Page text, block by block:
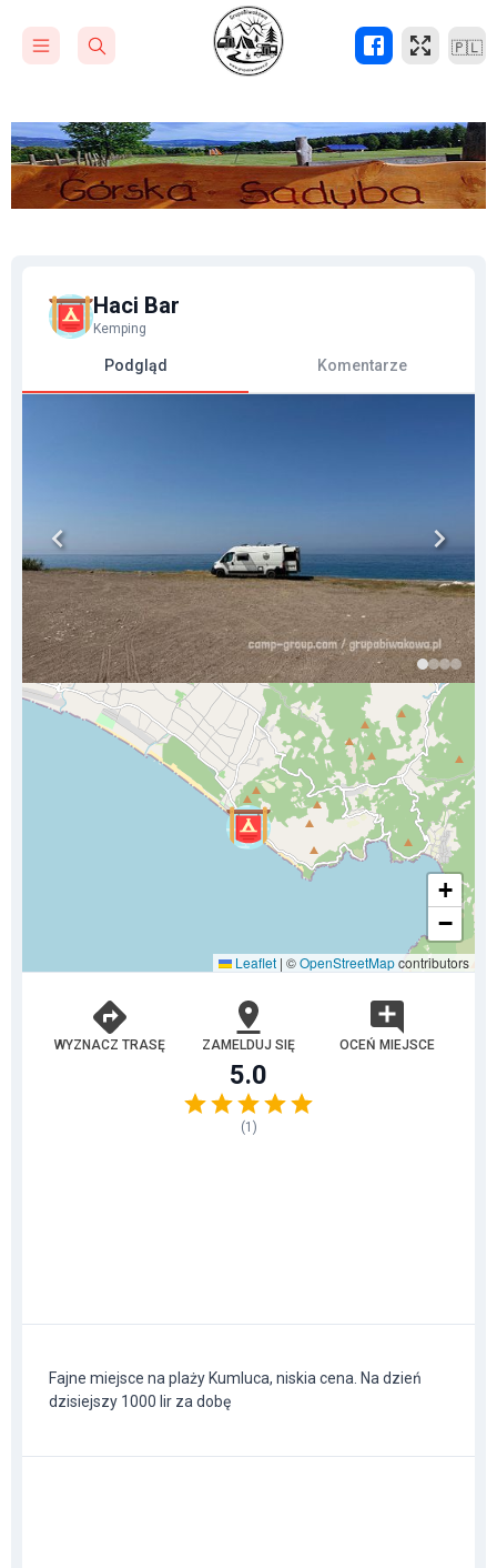
🇵🇱
Haci Bar
Kemping
Podgląd Komentarze
+
−
Leaflet | ©OpenStreetMapcontributors
WYZNACZ TRASĘ ZAMELDUJ SIĘ OCEŃ MIEJSCE
5.0
(1 )
Fajne miejsce na plaży Kumluca, niskia cena. Na dzień
dzisiejszy 1000 lir za dobę